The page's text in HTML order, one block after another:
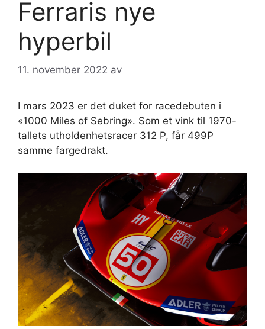
Ferraris nye
hyperbil
11. november 2022 av
I mars 2023 er det duket for racedebuten i
«1000 Miles of Sebring». Som et vink til 1970-
tallets utholdenhetsracer 312 P, får 499P
samme fargedrakt.